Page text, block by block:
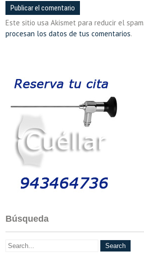
Este sitio usa Akismet para reducir el
procesan los datos de tus comentarios.
Búsqueda